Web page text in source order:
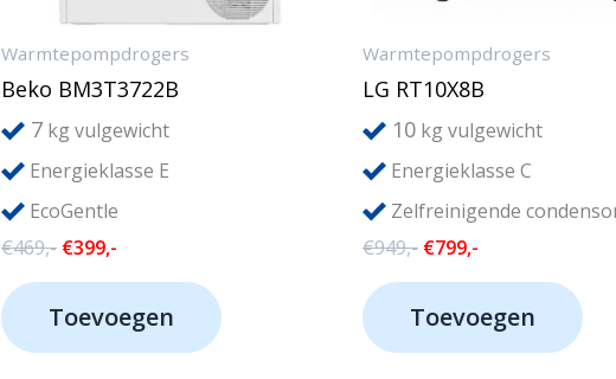
Warmtepompdrogers
Beko BM3T3722B
7 kg vulgewicht
Energieklasse E
EcoGentle
€469,- Oorspronkelijke
€469,-.
€399,-
€399,-.
Toevoegen
Warmtepompdrogers
LG RT10X8B
10 kg vulgewicht
Energieklasse C
Zelfreinigende
€949,- Oorspronkelijke
€949,-.
€799,-
€799,-.
Toevoegen